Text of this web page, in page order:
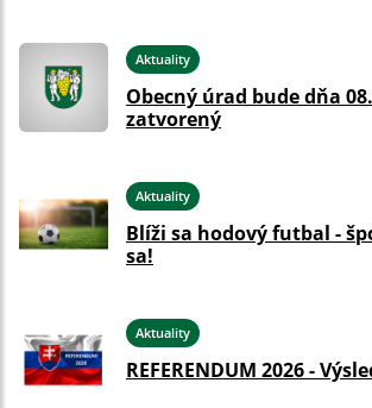
Aktuality
Obecný úrad bude dňa
zatvorený
Aktuality
Blíži sa hodový futbal -
sa!
Aktuality
REFERENDUM 2026 -